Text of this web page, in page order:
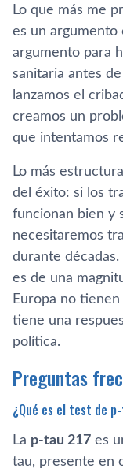
Lo que más me
es un argumento
argumento para
sanitaria antes
lanzamos el
creamos un
que intentamos
Lo más
del éxito: si los
funcionan bien y
necesitaremos
durante
es de una
Europa no
tiene una
política.
Preguntas
¿Qué es el test de
La p-tau 217 es
tau, presente en